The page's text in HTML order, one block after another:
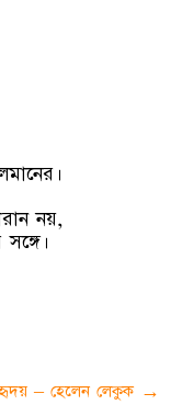
নয়,
– হেলেন লেকুক →